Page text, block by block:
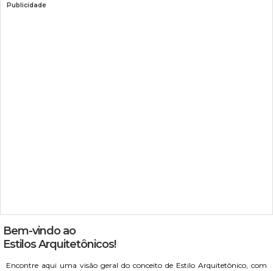
Publicidade
Bem-vindo ao
Estilos Arquitetônicos!
Encontre aqui uma visão geral do conceito de Estilo Arquitetônico, com